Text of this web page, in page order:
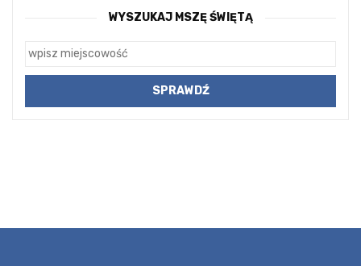
WYSZUKAJ MSZĘ ŚWIĘTĄ